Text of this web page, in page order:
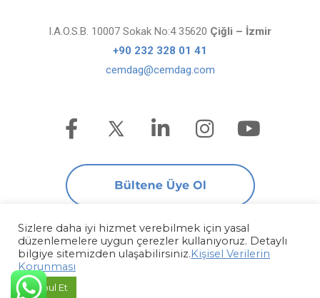
I.A.O.S.B. 10007 Sokak No:4 35620 Çiğli – İzmir
+90 232 328 01 41
cemdag@cemdag.com
Kişisel Verilerin Korunması
Copyright © Cemdağ Aydınlatma San. Ve Tic. A.Ş. 2026
Sizlere daha iyi hizmet verebilmek için yasal
düzenlemelere uygun çerezler kullanıyoruz. Detaylı
bilgiye sitemizden ulaşabilirsiniz.Kişisel Verilerin
Korunması
Kabul Et